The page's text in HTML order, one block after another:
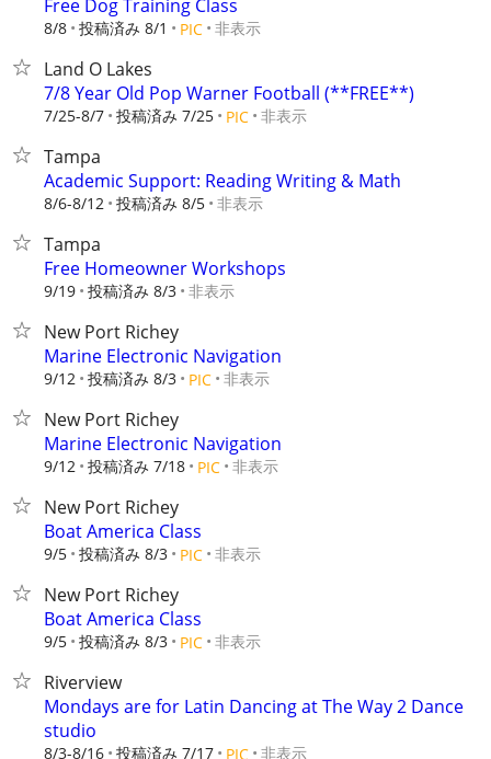
Free Dog Training Class
8/8 投稿済み 8/1 PIC 非表示
Land O Lakes
7/8 Year Old Pop Warner Football (**FREE**)
7/25-8/7 投稿済み 7/25 PIC 非表示
Tampa
Academic Support: Reading Writing & Math
8/6-8/12 投稿済み 8/5 非表示
Tampa
Free Homeowner Workshops
9/19 投稿済み 8/3 非表示
New Port Richey
Marine Electronic Navigation
9/12 投稿済み 8/3 PIC 非表示
New Port Richey
Marine Electronic Navigation
9/12 投稿済み 7/18 PIC 非表示
New Port Richey
Boat America Class
9/5 投稿済み 8/3 PIC 非表示
New Port Richey
Boat America Class
9/5 投稿済み 8/3 PIC 非表示
Riverview
Mondays are for Latin Dancing at The Way 2 Dance
studio
8/3-8/16 投稿済み 7/17 PIC 非表示